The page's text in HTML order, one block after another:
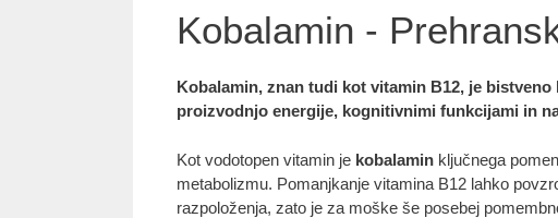
Kobalamin -
Kobalamin, znan tudi kot vitamin B12, je
proizvodnjo energije, kognitivnimi funkcijami in
Kot vodotopen vitamin je kobalamin ključnega
metabolizmu. Pomanjkanje vitamina B12 lahko
razpoloženja, zato je za moške še posebej